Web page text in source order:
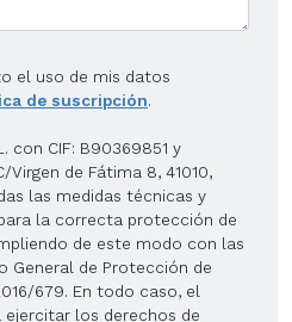
el uso de mis datos
de suscripción.
con CIF: B90369851 y
de Fátima 8, 41010,
las medidas técnicas y
la correcta protección de
de este modo con las
General de Protección de
679. En todo caso, el
los derechos de